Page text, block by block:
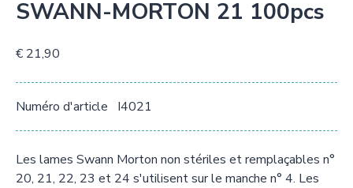
SWANN-MORTON 21 100pcs
€ 21,90
Numéro d'article I4021
Les lames Swann Morton non stériles et remplaçables n°
20, 21, 22, 23 et 24 s'utilisent sur le manche n° 4. Les